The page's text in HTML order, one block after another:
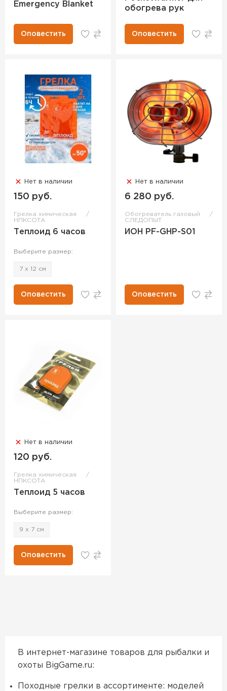
Emergency Blanket
Оповестить
обогрева рук
Оповестить
Нет в наличии
150 руб.
Грелка химическая
НПКСОТА
Теплоид 6 часов
Выберите размер:
7 х 12 см
Оповестить
Нет в наличии
6 280 руб.
Обогреватель газовый
СЛЕДОПЫТ
ИОН PF-GHP-S01
Оповестить
Нет в наличии
120 руб.
Грелка химическая
НПКСОТА
Теплоид 5 часов
Выберите размер:
9 х 7 см
Оповестить
В интернет-магазине товаров для рыбалки и
охоты BigGame.ru:
Походные грелки в ассортименте: моделей